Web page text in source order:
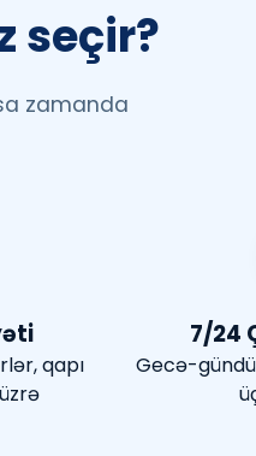
seçir?
zamanda
qapı
7/24
Gecə-